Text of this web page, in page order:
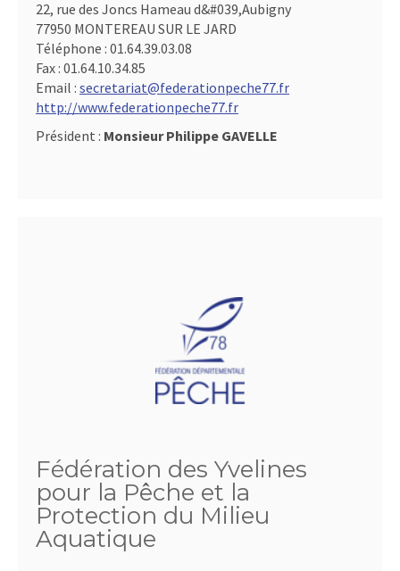
22, rue des Joncs Hameau d&#039,Aubigny
77950 MONTEREAU SUR LE JARD
Téléphone : 01.64.39.03.08
Fax : 01.64.10.34.85
Email : secretariat@federationpeche77.fr
http://www.federationpeche77.fr
Président : Monsieur Philippe GAVELLE
Fédération des Yvelines
pour la Pêche et la
Protection du Milieu
Aquatique